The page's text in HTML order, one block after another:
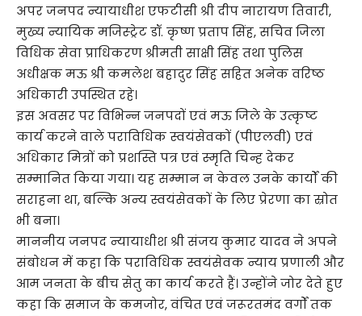
अपर जनपद न्यायाधीश एफटीसी श्री दीप नारायण तिवारी,
मुख्य न्यायिक मजिस्ट्रेट डॉ. कृष्ण प्रताप सिंह, सचिव जिला
विधिक सेवा प्राधिकरण श्रीमती साक्षी सिंह तथा पुलिस
अधीक्षक मऊ श्री कमलेश बहादुर सिंह सहित अनेक वरिष्ठ
अधिकारी उपस्थित रहे।
इस अवसर पर विभिन्न जनपदों एवं मऊ जिले के उत्कृष्ट
कार्य करने वाले पराविधिक स्वयंसेवकों (पीएलवी) एवं
अधिकार मित्रों को प्रशस्ति पत्र एवं स्मृति चिन्ह देकर
सम्मानित किया गया। यह सम्मान न केवल उनके कार्यों की
सराहना था, बल्कि अन्य स्वयंसेवकों के लिए प्रेरणा का स्रोत
भी बना।
माननीय जनपद न्यायाधीश श्री संजय कुमार यादव ने अपने
संबोधन में कहा कि पराविधिक स्वयंसेवक न्याय प्रणाली और
आम जनता के बीच सेतु का कार्य करते हैं। उन्होंने जोर देते हुए
कहा कि समाज के कमजोर, वंचित एवं जरूरतमंद वर्गों तक